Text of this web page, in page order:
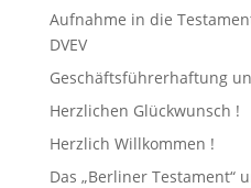
Aufnahme in die
DVEV
Geschäftsführerhaftung
Herzlichen Glückwunsch !
Herzlich Willkommen !
Das „Berliner Testament“